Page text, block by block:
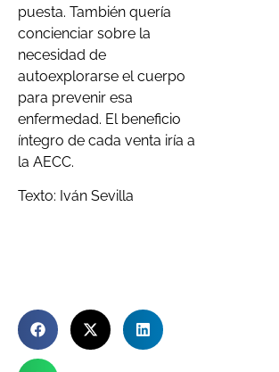
puesta. También quería
concienciar sobre la
necesidad de
autoexplorarse el cuerpo
para prevenir esa
enfermedad. El beneficio
íntegro de cada venta iría a
la AECC.
Texto: Iván Sevilla